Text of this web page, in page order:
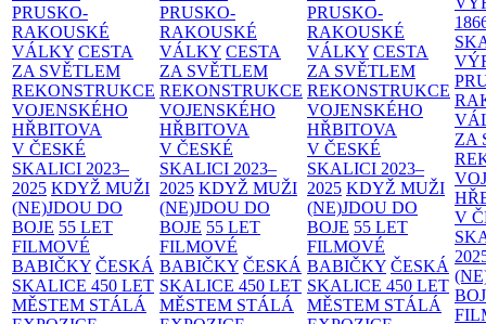
PRUSKO-
RAKOUSKÉ
VÁLKY CESTA
ZA SVĚTLEM
REKONSTRUKCE
VOJENSKÉHO
HŘBITOVA
V ČESKÉ
SKALICI 2023–
2025 KDYŽ MUŽI
(NE)JDOU DO
BOJE 55 LET
FILMOVÉ
BABIČKY ČESKÁ
SKALICE 450 LET
MĚSTEM STÁLÁ
PRUSKO-
RAKOUSKÉ
VÁLKY CESTA
ZA SVĚTLEM
REKONSTRUKCE
VOJENSKÉHO
HŘBITOVA
V ČESKÉ
SKALICI 2023–
2025 KDYŽ MUŽI
(NE)JDOU DO
BOJE 55 LET
FILMOVÉ
BABIČKY ČESKÁ
SKALICE 450 LET
MĚSTEM STÁLÁ
PRUSKO-
RAKOUSKÉ
VÁLKY CESTA
ZA SVĚTLEM
REKONSTRUKCE
VOJENSKÉHO
HŘBITOVA
V ČESKÉ
SKALICI 2023–
2025 KDYŽ MUŽI
(NE)JDOU DO
BOJE 55 LET
FILMOVÉ
BABIČKY ČESKÁ
SKALICE 450 LET
MĚSTEM STÁLÁ
ZA
V